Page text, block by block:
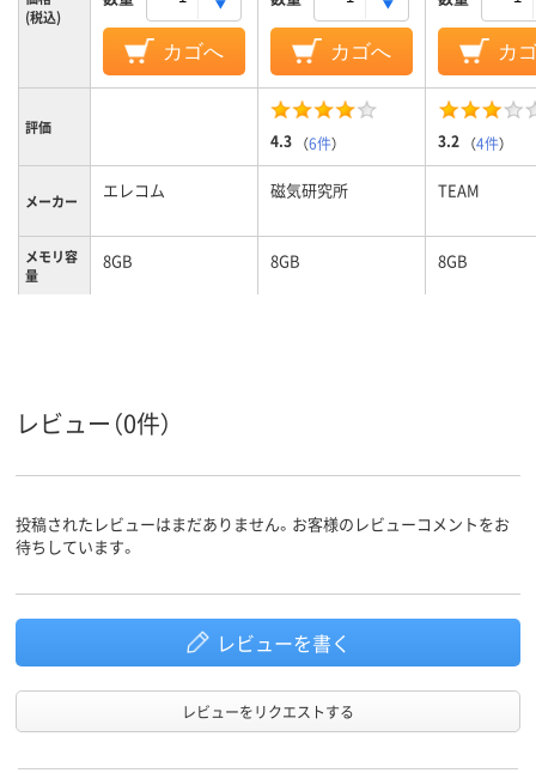
(税込)
カゴへ カゴへ カ
評価
4.3 （6件） 3.2 （4件）
メーカー エレコム 磁気研究所 TEAM
メモリ容
量
8GB 8GB 8GB
コネクタ
USB タイプA オス、
プホール
レビュー（0件）
投稿されたレビューはまだありません。お客様のレビューコメントをお
待ちしています。
レビューを書く
レビューをリクエストする